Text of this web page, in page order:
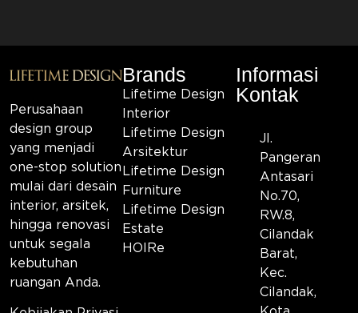
Perusahaan
design group
yang menjadi
one-stop solution
mulai dari desain
interior, arsitek,
hingga renovasi
untuk segala
kebutuhan
ruangan Anda.
Brands
Lifetime Design
Interior
Lifetime Design
Arsitektur
Lifetime Design
Furniture
Lifetime Design
Estate
HOIRe
Informasi
Kontak
Jl.
Pangeran
Antasari
No.70,
RW.8,
Cilandak
Barat,
Kec.
Cilandak,